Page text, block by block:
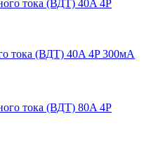
тока (ВДТ) 40A 4P 300мА